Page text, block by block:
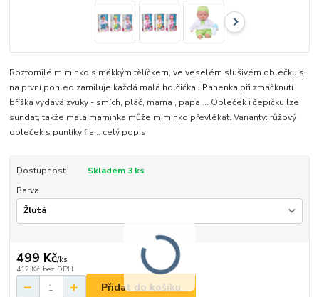
Roztomilé miminko s měkkým tělíčkem, ve veselém slušivém oblečku si
na první pohled zamiluje každá malá holčička. Panenka při zmáčknutí
bříška vydává zvuky - smích, pláč, mama , papa ... Obleček i čepičku lze
sundat, takže malá maminka může miminko převlékat. Varianty: růžový
obleček s puntíky fia... celý popis
Dostupnost
Skladem 3 ks
Barva
499 Kč/ks
412 Kč bez DPH
Přidat do košíku